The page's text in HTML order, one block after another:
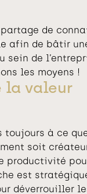
partage de
afin de bâtir
sein de
les moyens !
la valeur
toujours à ce
soit
productivité
est
déverrouiller